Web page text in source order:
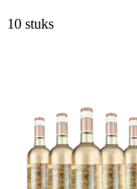
10 stuks